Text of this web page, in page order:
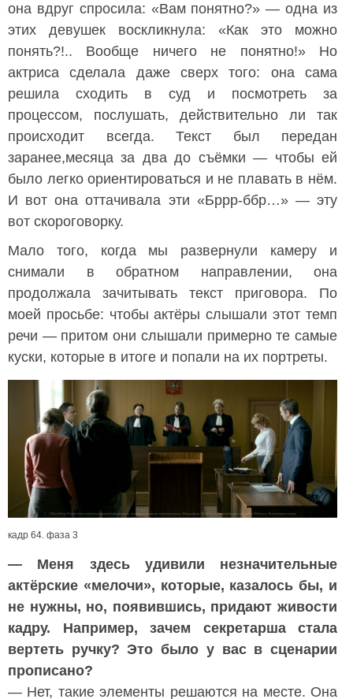
она вдруг спросила: «Вам понятно?» — одна из
этих девушек воскликнула: «Как это можно
понять?!.. Вообще ничего не понятно!» Но
актриса сделала даже сверх того: она сама
решила сходить в суд и посмотреть за
процессом, послушать, действительно ли так
происходит всегда. Текст был передан
заранее,месяца за два до съёмки — чтобы ей
было легко ориентироваться и не плавать в нём.
И вот она оттачивала эти «Бррр-ббр…» — эту
вот скороговорку.
Мало того, когда мы развернули камеру и
снимали в обратном направлении, она
продолжала зачитывать текст приговора. По
моей просьбе: чтобы актёры слышали этот темп
речи — притом они слышали примерно те самые
куски, которые в итоге и попали на их портреты.
кадр 64. фаза 3
— Меня здесь удивили незначительные
актёрские «мелочи», которые, казалось бы, и
не нужны, но, появившись, придают живости
кадру. Например, зачем секретарша стала
вертеть ручку? Это было у вас в сценарии
прописано?
— Нет, такие элементы решаются на месте. Она